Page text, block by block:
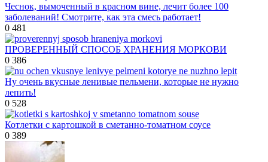
Чеснок, вымоченный в красном вине, лечит более 100
заболеваний! Смотрите, как эта смесь работает!
0 481
ПРОВЕРЕННЫЙ СПОСОБ ХРАНЕНИЯ МОРКОВИ
0 386
Ну очень вкусные ленивые пельмени, которые не нужно
лепить!
0 528
Котлетки с картошкой в сметанно-томатном соусе
0 389